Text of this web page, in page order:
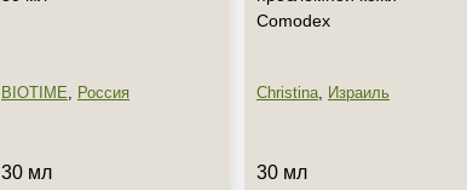
BIOTIME, Россия
30 мл
Comodex
Christina, Израиль
30 мл